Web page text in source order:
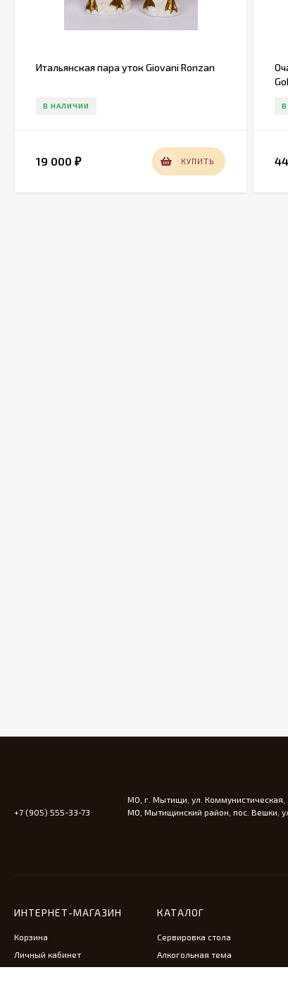
Итальянская пара уток Giovani Ronzan
В НАЛИЧИИ
19 000 ₽ КУПИТЬ
+7 (905) 555-33-73
МО, г. Мытищи, ул. Коммунистическая,
МО, Мытищинский район, пос. Вешки,
ИНТЕРНЕТ-МАГАЗИН
Корзина
Личный кабинет
КАТАЛОГ
Сервировка стола
Алкогольная тема